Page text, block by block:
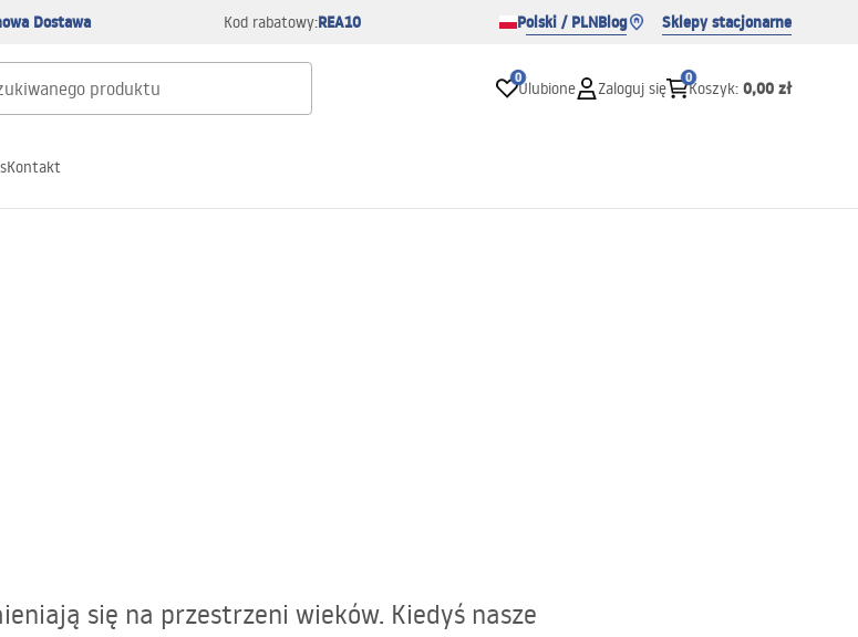
Dostawa Kod rabatowy:REA10 Polski / PLNBlog Sklepy stacjonarne
0
Ulubione Zaloguj się
0
Koszyk: 0,00 zł
Kontakt
się na przestrzeni wieków. Kiedyś nasze